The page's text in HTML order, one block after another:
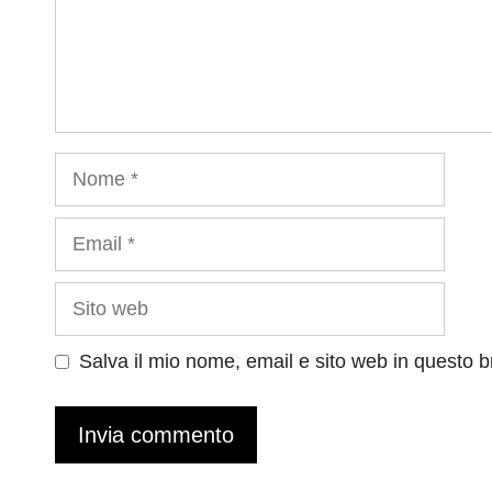
Salva il mio nome, email e sito web in questo